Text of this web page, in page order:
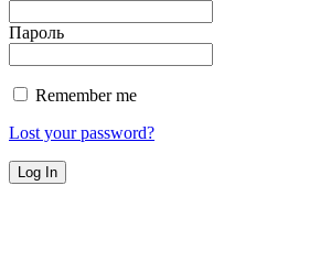
Пароль
Remember me
Lost your password?